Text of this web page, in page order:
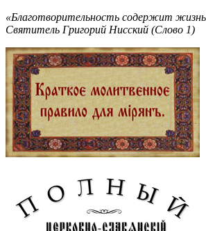
«Благотворительность содержит
Святитель Григорий Нисский (Слово 1)